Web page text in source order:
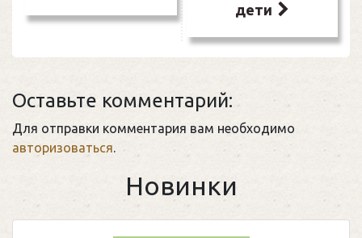
дети
Оставьте комментарий:
Для отправки комментария вам необходимо
авторизоваться.
Новинки